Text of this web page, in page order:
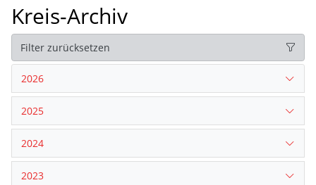
Kreis-Archiv
Filter zurücksetzen
2026
2025
2024
2023